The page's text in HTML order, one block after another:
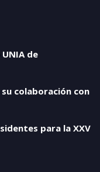
de
colaboración con
para la XXV